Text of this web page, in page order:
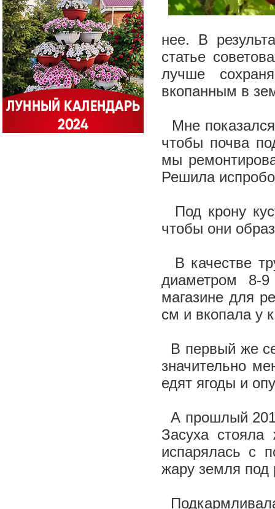
нее. В
статье
лучше
вкопанным в
Мне
чтобы почва
мы
Решила
Под крону
чтобы они
В качестве
диаметром 8-
магазине для
см и вкопала у
В первый же
значительно
едят ягоды и
А прошлый
Засуха
испарялась с
жару земля под